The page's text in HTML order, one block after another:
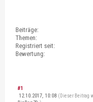
Beiträge:
Themen:
Registriert seit:
Bewertung:
#1
12.10.2017, 10:08 (Dieser Beitrag